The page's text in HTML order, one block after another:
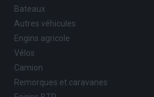
Bateaux
Autres véhicules
Engins agricole
Vélos
Camion
Remorques et caravanes